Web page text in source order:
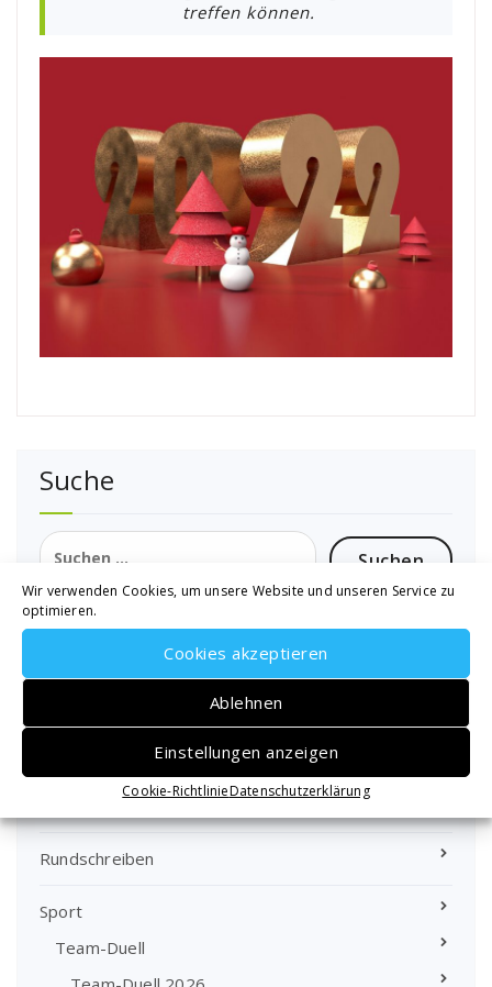
Wir verwenden Cookies, um unsere Website und unseren Service zu
optimieren.
Cookies akzeptieren
Ablehnen
Einstellungen anzeigen
Cookie-RichtlinieDatenschutzerklärung
treffen können.
Suche
Suchen
nach:
Schnellzugriff
Altpapiersammlung 2026
Rundschreiben
Sport
Team-Duell